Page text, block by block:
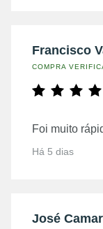
Francisco
COMPRA
Foi muito
Há 5 dias
José